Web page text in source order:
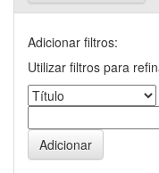
Adicionar filtros:
Utilizar filtros para